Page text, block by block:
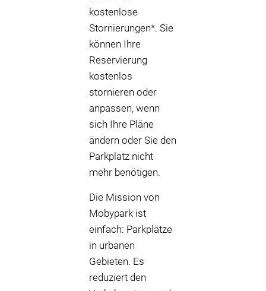
kostenlose
Stornierungen*. Sie
können Ihre
Reservierung
kostenlos
stornieren oder
anpassen, wenn
sich Ihre Pläne
ändern oder Sie den
Parkplatz nicht
mehr benötigen.
Die Mission von
Mobypark ist
einfach: Parkplätze
in urbanen
Gebieten. Es
reduziert den